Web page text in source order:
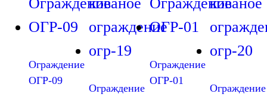
Ограждение
ОГР-09
Ограждение
Ограждение
ОГР-01
Ограждение